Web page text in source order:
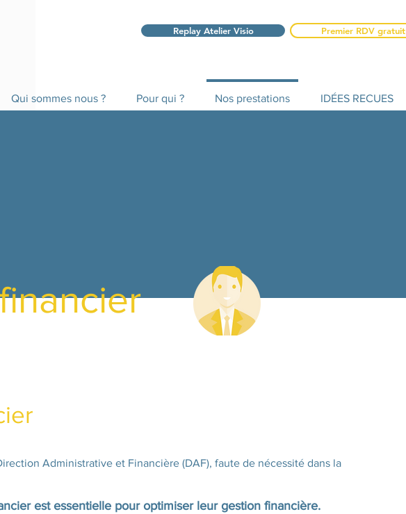
Replay Atelier Visio Premier RDV gratuit
Qui sommes nous ? Pour qui ? Nos prestations IDÉES RECUES
Administrative et Financière (DAF), faute de nécessité dans la
est essentielle pour optimiser leur gestion financière.